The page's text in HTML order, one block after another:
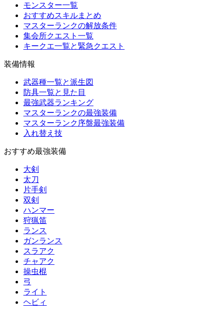
モンスター一覧
おすすめスキルまとめ
マスターランクの解放条件
集会所クエスト一覧
キークエ一覧と緊急クエスト
装備情報
武器種一覧と派生図
防具一覧と見た目
最強武器ランキング
マスターランクの最強装備
マスターランク序盤最強装備
入れ替え技
おすすめ最強装備
大剣
太刀
片手剣
双剣
ハンマー
狩猟笛
ランス
ガンランス
スラアク
チャアク
操虫棍
弓
ライト
ヘビィ